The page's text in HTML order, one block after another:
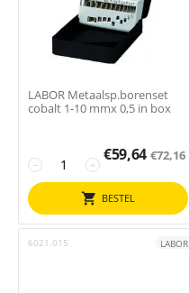
LABOR Metaalsp.borenset
cobalt 1-10 mmx 0,5 in box
+
−
€59,64 €72,16
BESTEL
6021.015 LABOR